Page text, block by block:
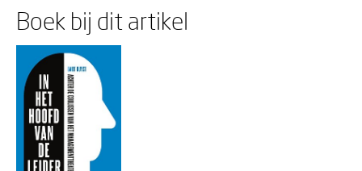
Boek bij dit artikel